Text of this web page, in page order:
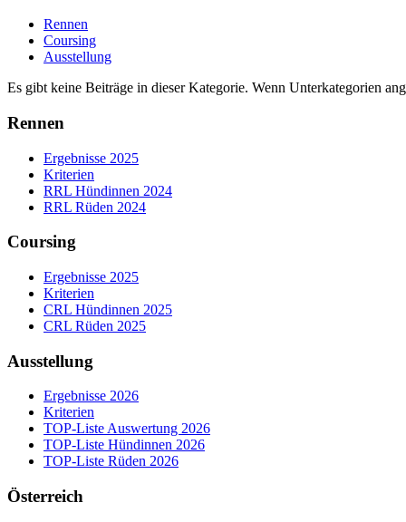
Rennen
Coursing
Ausstellung
Es gibt keine Beiträge in dieser Kategorie. Wenn Unterkategorien
Rennen
Ergebnisse 2025
Kriterien
RRL Hündinnen 2024
RRL Rüden 2024
Coursing
Ergebnisse 2025
Kriterien
CRL Hündinnen 2025
CRL Rüden 2025
Ausstellung
Ergebnisse 2026
Kriterien
TOP-Liste Auswertung 2026
TOP-Liste Hündinnen 2026
TOP-Liste Rüden 2026
Österreich